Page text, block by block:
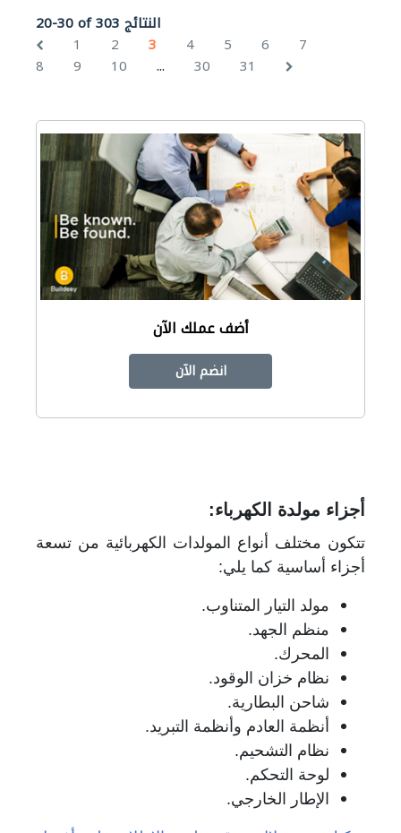
20-30 of 303 النتائج
1
2 3 4 5 6
7
8
9 10 ... 30 31
أضف عملك الآن
انضم الآن
أجزاء مولدة الكهرباء:
تتكون مختلف أنواع المولدات الكهربائية من تسعة
أجزاء أساسية كما يلي:
مولد التيار المتناوب.
منظم الجهد.
المحرك.
نظام خزان الوقود.
شاحن البطارية.
أنظمة العادم وأنظمة التبريد.
نظام التشحيم.
لوحة التحكم.
الإطار الخارجي.